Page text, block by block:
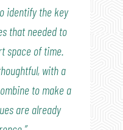
identify the key
that needed to
space of time.
with a
to make a
are already